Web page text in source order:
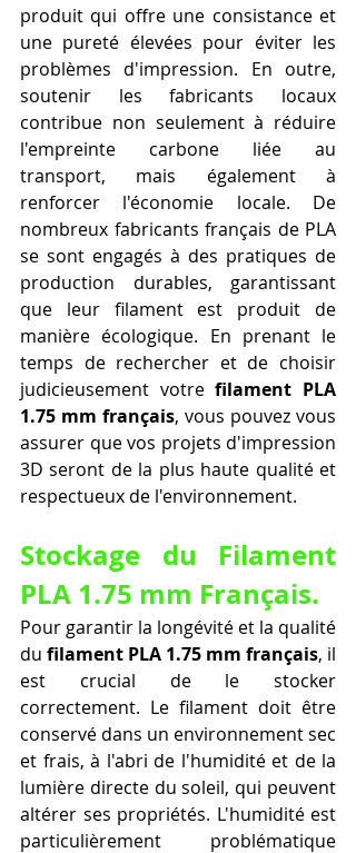
produit qui offre une consistance et
une pureté élevées pour éviter les
problèmes d'impression. En outre,
soutenir les fabricants locaux
contribue non seulement à réduire
l'empreinte carbone liée au
transport, mais également à
renforcer l'économie locale. De
nombreux fabricants français de PLA
se sont engagés à des pratiques de
production durables, garantissant
que leur filament est produit de
manière écologique. En prenant le
temps de rechercher et de choisir
judicieusement votre filament PLA
1.75 mm français, vous pouvez vous
assurer que vos projets d'impression
3D seront de la plus haute qualité et
respectueux de l'environnement.
Stockage du Filament
PLA 1.75 mm Français.
Pour garantir la longévité et la qualité
du filament PLA 1.75 mm français, il
est crucial de le stocker
correctement. Le filament doit être
conservé dans un environnement sec
et frais, à l'abri de l'humidité et de la
lumière directe du soleil, qui peuvent
altérer ses propriétés. L'humidité est
particulièrement problématique